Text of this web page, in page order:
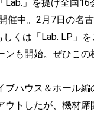
Lab.」を提げ全国
催中。2月7日の名
くは「Lab. LP」
ンも開始。ぜひこ
ブハウス＆ホール
ウトしたが、機材